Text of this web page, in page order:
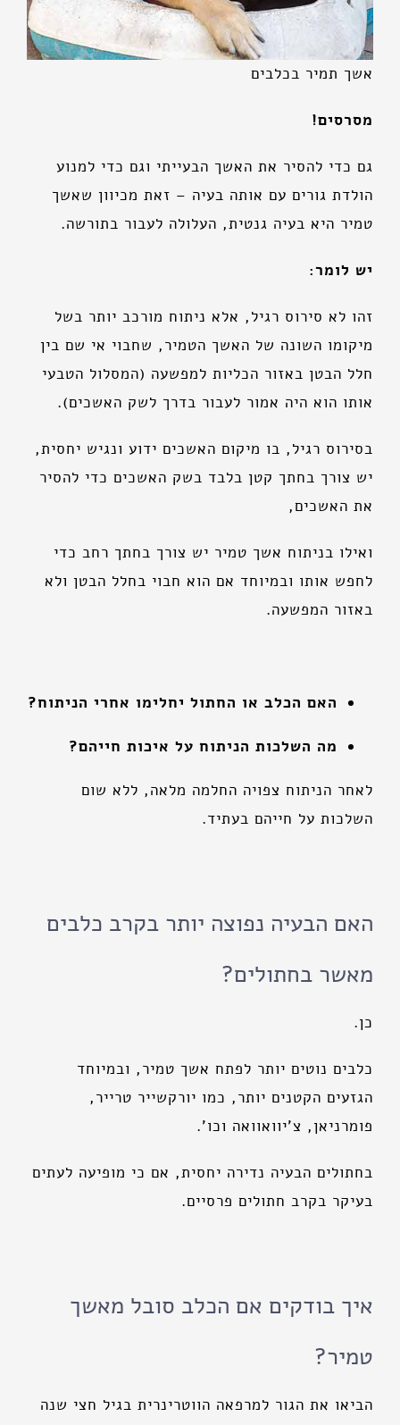
אשך תמיר בכלבים
מסרסים!
גם כדי להסיר את האשך הבעייתי וגם כדי למנוע
הולדת גורים עם אותה בעיה – זאת מכיוון שאשך
טמיר היא בעיה גנטית, העלולה לעבור בתורשה.
יש לומר:
זהו לא סירוס רגיל, אלא ניתוח מורכב יותר בשל
מיקומו השונה של האשך הטמיר, שחבוי אי שם בין
חלל הבטן באזור הכליות למפשעה (המסלול הטבעי
אותו הוא היה אמור לעבור בדרך לשק האשכים).
בסירוס רגיל, בו מיקום האשכים ידוע ונגיש יחסית,
יש צורך בחתך קטן בלבד בשק האשכים כדי להסיר
את האשכים,
ואילו בניתוח אשך טמיר יש צורך בחתך רחב כדי
לחפש אותו ובמיוחד אם הוא חבוי בחלל הבטן ולא
באזור המפשעה.
האם הכלב או החתול יחלימו אחרי הניתוח?
מה השלכות הניתוח על איכות חייהם?
לאחר הניתוח צפויה החלמה מלאה, ללא שום
השלכות על חייהם בעתיד.
האם הבעיה נפוצה יותר בקרב כלבים
מאשר בחתולים?
כן.
כלבים נוטים יותר לפתח אשך טמיר, ובמיוחד
הגזעים הקטנים יותר, כמו יורקשייר טרייר,
פומרניאן, צ'יוואוואה וכו'.
בחתולים הבעיה נדירה יחסית, אם כי מופיעה לעתים
בעיקר בקרב חתולים פרסיים.
איך בודקים אם הכלב סובל מאשך
טמיר?
הביאו את הגור למרפאה הווטרינרית בגיל חצי שנה